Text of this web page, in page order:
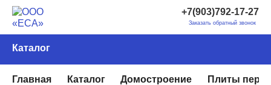
+7(903)792-17-27
Заказать обратный звонок
Каталог
Главная Каталог Домостроение Плиты